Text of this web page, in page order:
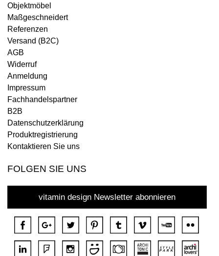
Objektmöbel
Maßgeschneidert
Referenzen
Versand (B2C)
AGB
Widerruf
Anmeldung
Impressum
Fachhandelspartner
B2B
Datenschutzerklärung
Produktregistrierung
Kontaktieren Sie uns
FOLGEN SIE UNS
vitamin design Newsletter abonnieren